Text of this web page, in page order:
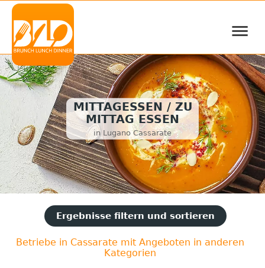
≡
MITTAGESSEN / ZU
MITTAG ESSEN
in Lugano Cassarate
Ergebnisse filtern und sortieren
Betriebe in Cassarate mit Angeboten in anderen
Kategorien